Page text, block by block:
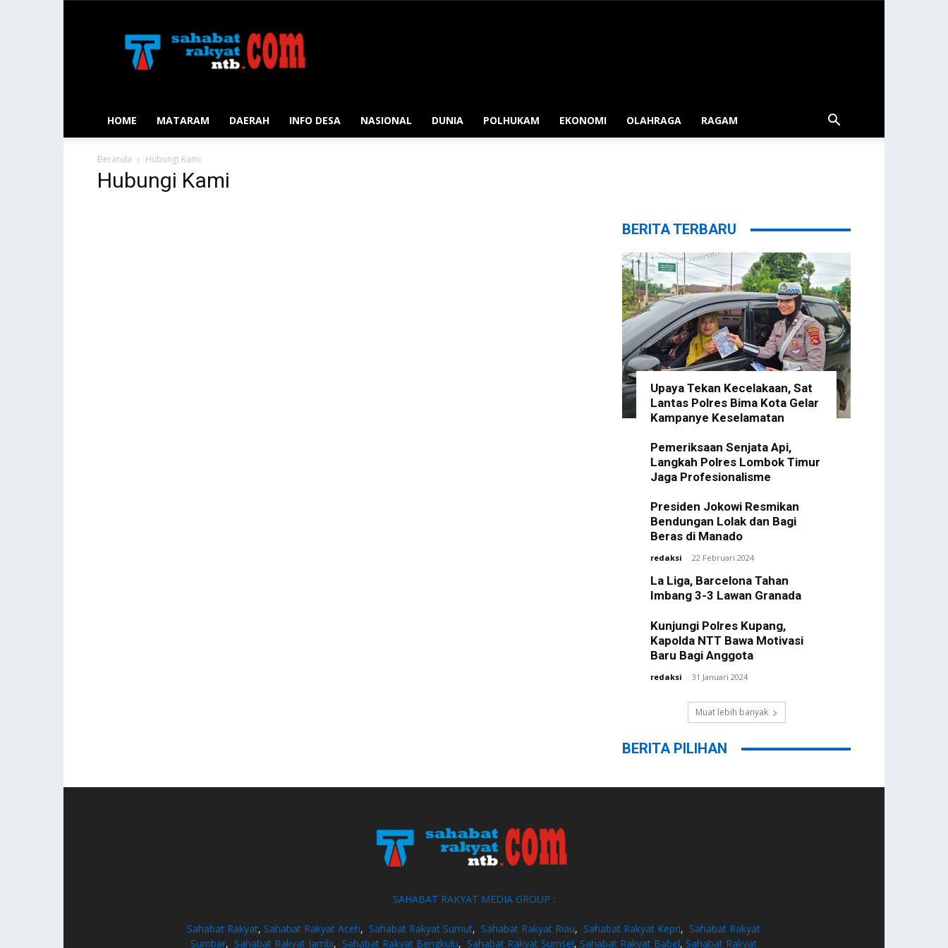
Rakyat
NTB
HOME MATARAM DAERAH INFO DESA NASIONAL DUNIA POLHUKAM EKONOMI OLAHRAGA RAGAM
Beranda Hubungi Kami
Hubungi Kami
BERITA TERBARU
Upaya Tekan Kecelakaan, Sat
Lantas Polres Bima Kota Gelar
Kampanye Keselamatan
Pemeriksaan Senjata Api,
Langkah Polres Lombok Timur
Jaga Profesionalisme
Presiden Jokowi Resmikan
Bendungan Lolak dan Bagi
Beras di Manado
redaksi - 22 Februari 2024
La Liga, Barcelona Tahan
Imbang 3-3 Lawan Granada
Kunjungi Polres Kupang,
Kapolda NTT Bawa Motivasi
Baru Bagi Anggota
redaksi - 31 Januari 2024
Muat lebih banyak
BERITA PILIHAN
SAHABAT RAKYAT MEDIA GROUP :
Sahabat Rakyat, Sahabat Rakyat Aceh, Sahabat Rakyat Sumut, Sahabat Rakyat Riau, Sahabat Rakyat Kepri, Sahabat Rakyat
Sumbar, Sahabat Rakyat Jambi, Sahabat Rakyat Bengkulu, Sahabat Rakyat Sumsel, Sahabat Rakyat Babel, Sahabat Rakyat